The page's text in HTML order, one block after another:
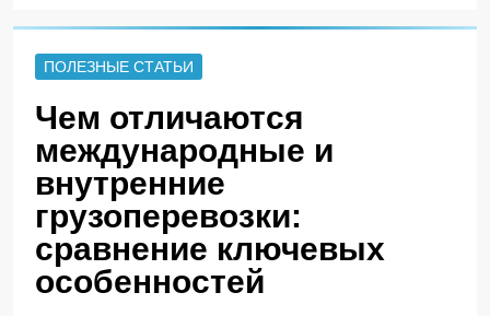
ПОЛЕЗНЫЕ СТАТЬИ
Чем отличаются
международные и
внутренние
грузоперевозки:
сравнение ключевых
особенностей